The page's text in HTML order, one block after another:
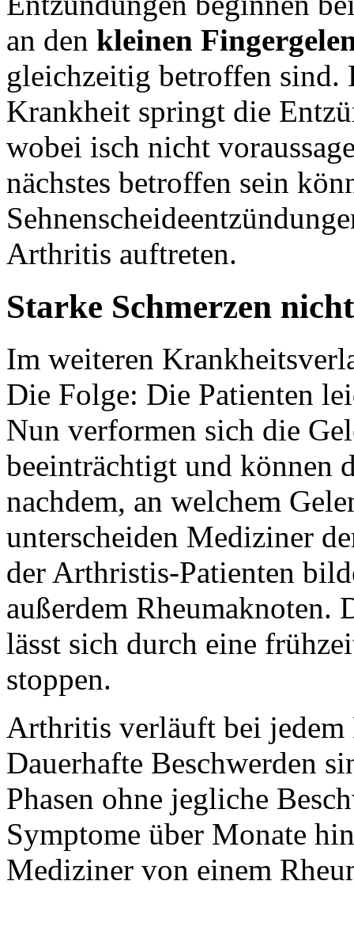
an den kleinen
gleichzeitig betroffen sind.
Krankheit springt die
wobei isch nicht
nächstes betroffen sein
Arthritis auftreten.
Starke Schmerzen
Im weiteren
Die Folge: Die Patienten
Nun verformen sich die
beeinträchtigt und können
nachdem, an welchem
unterscheiden Mediziner
der Arthristis-Patienten
außerdem Rheumaknoten.
lässt sich durch eine
stoppen.
Arthritis verläuft bei
Dauerhafte Beschwerden
Phasen ohne jegliche
Symptome über Monate
Mediziner von einem